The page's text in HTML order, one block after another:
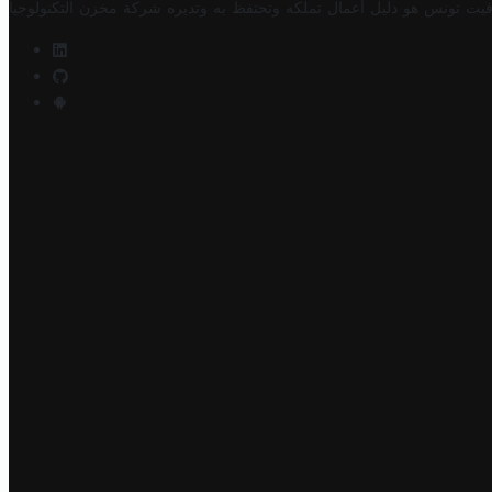
تونس هو دليل أعمال تملكه وتحتفظ به وتديره شركة مخزن التكنولوجيا